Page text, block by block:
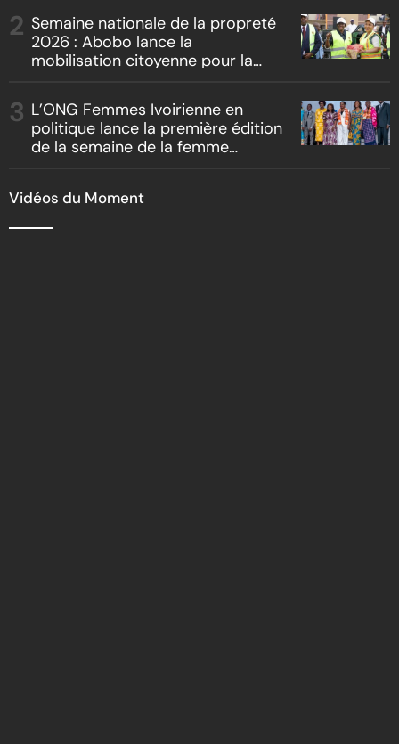
« Boss vs Boss »
Semaine nationale de la propreté
2026 : Abobo lance la
mobilisation citoyenne pour la
L’ONG Femmes Ivoirienne en
politique lance la première édition
de la semaine de la femme
Vidéos du Moment